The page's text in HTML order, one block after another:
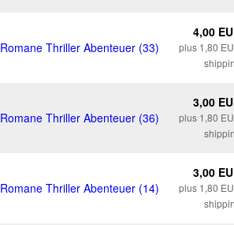
Romane Thriller Abenteuer (33)
4,00
plus 1,80
Romane Thriller Abenteuer (36)
3,00
plus 1,80
Romane Thriller Abenteuer (14)
3,00
plus 1,80